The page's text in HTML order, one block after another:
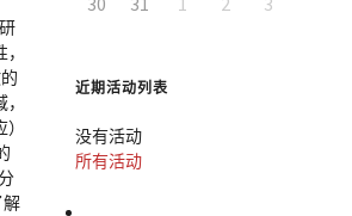
解
近期活动列表
没有活动
所有活动